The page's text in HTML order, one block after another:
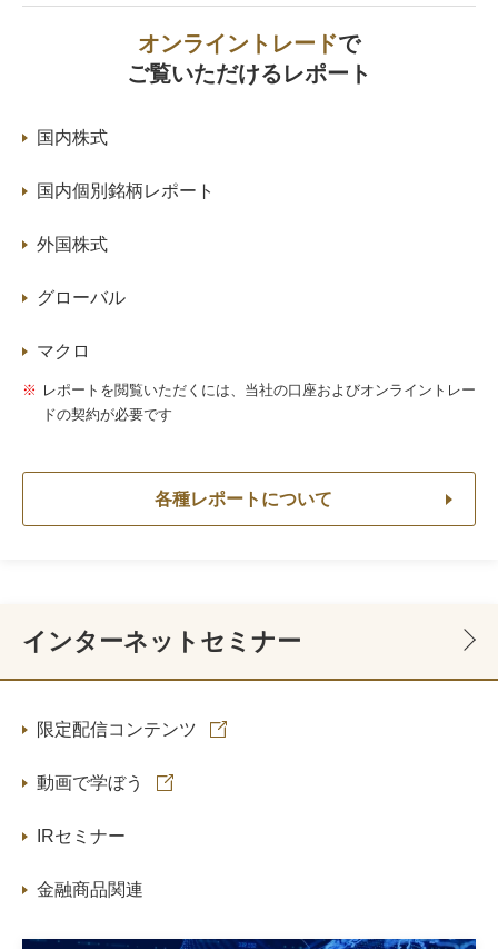
オンライントレードで
ご覧いただけるレポート
国内株式
国内個別銘柄レポート
外国株式
グローバル
マクロ
レポートを閲覧いただくには、当社の口座およびオンライントレー
ドの契約が必要です
各種レポートについて
インターネットセミナー
限定配信コンテンツ
動画で学ぼう
IRセミナー
金融商品関連